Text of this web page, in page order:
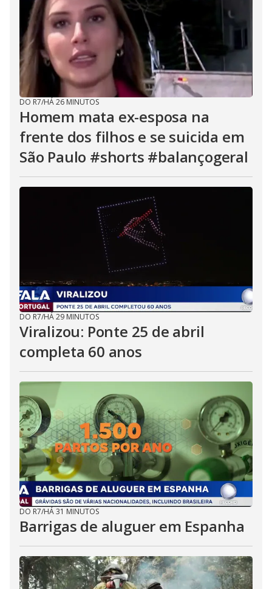
DO R7/HÁ 26 MINUTOS
Homem mata ex-esposa na
frente dos filhos e se suicida em
São Paulo #shorts #balançogeral
DO R7/HÁ 29 MINUTOS
Viralizou: Ponte 25 de abril
completa 60 anos
DO R7/HÁ 31 MINUTOS
Barrigas de aluguer em Espanha